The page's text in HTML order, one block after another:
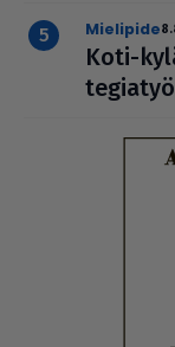
mielipide
Koti-